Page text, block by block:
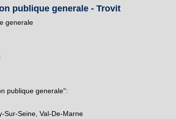
publique generale - Trovit
generale
publique generale":
Sur-Seine, Val-De-Marne